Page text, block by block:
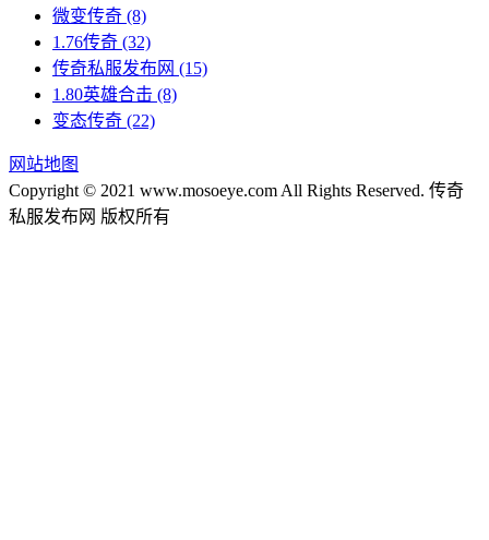
微变传奇 (8)
1.76传奇 (32)
传奇私服发布网 (15)
1.80英雄合击 (8)
变态传奇 (22)
网站地图
Copyright © 2021 www.mosoeye.com All Rights Reserved. 传奇
私服发布网 版权所有